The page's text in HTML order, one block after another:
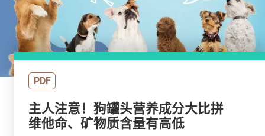
PDF
主人注意！狗罐头营养成分大比拼
维他命、矿物质含量有高低